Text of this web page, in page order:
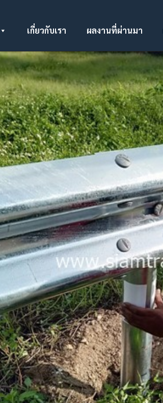
เกี่ยวกับเรา ผลงานที่ผ่านมา